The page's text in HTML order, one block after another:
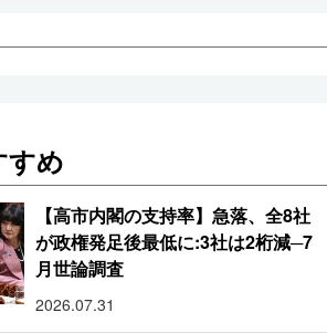
すめ
【高市内閣の支持率】急落、全8社
が政権発足後最低に:3社は2桁減─7
月世論調査
2026.07.31